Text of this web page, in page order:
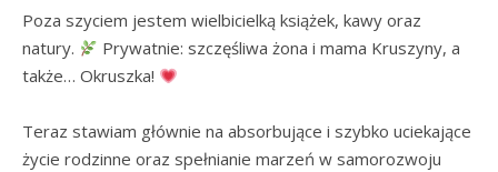
Poza szyciem jestem wielbicielką książek, kawy oraz
natury.
Prywatnie: szczęśliwa żona i mama Kruszyny, a
także… Okruszka!
Teraz stawiam głównie na absorbujące i szybko uciekające
życie rodzinne oraz spełnianie marzeń w samorozwoju